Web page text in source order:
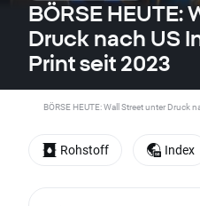
BÖRSE HEUTE:
Druck nach US
Print seit 2023
BÖRSE HEUTE: Wall Street unter
Rohstoff Index